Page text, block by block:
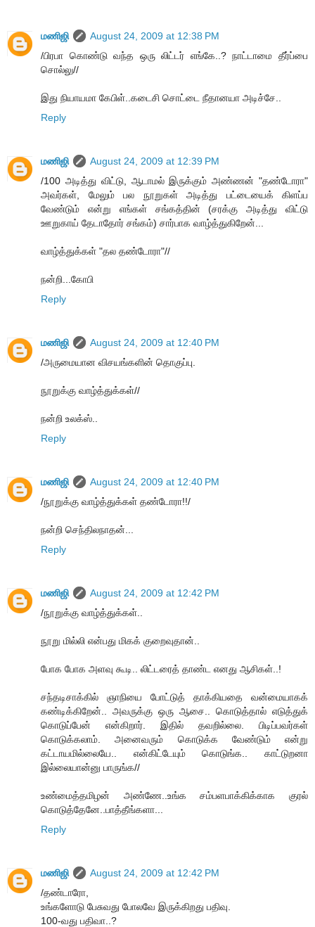
மணிஜி
August 24, 2009 at 12:38 PM
/பிரபா கொண்டு வந்த ஒரு லிட்டர் எங்கே..? நாட்டாமை தீர்ப்பை
சொல்லு//
இது நியாயமா கேபிள்..கடைசி சொட்டை நீதானயா அடிச்சே..
Reply
மணிஜி
August 24, 2009 at 12:39 PM
/100 அடித்து விட்டு, ஆடாமல் இருக்கும் அண்ணன் "தண்டோரா"
அவர்கள், மேலும் பல நூறுகள் அடித்து பட்டையைக் கிளப்ப
வேண்டும் என்று எங்கள் சங்கத்தின் (சரக்கு அடித்து விட்டு
ஊறுகாய் தேடாதோர் சங்கம்) சார்பாக வாழ்த்துகிறேன்...
வாழ்த்துக்கள் "தல தண்டோரா"//
நன்றி...கோபி
Reply
மணிஜி
August 24, 2009 at 12:40 PM
/அருமையான விசயங்களின் தொகுப்பு.
நூறுக்கு வாழ்த்துக்கள்//
நன்றி உலக்ஸ்..
Reply
மணிஜி
August 24, 2009 at 12:40 PM
/நூறுக்கு வாழ்த்துக்கள் தண்டோரா!!/
நன்றி செந்திலநாதன்...
Reply
மணிஜி
August 24, 2009 at 12:42 PM
/நூறுக்கு வாழ்த்துக்கள்..
நூறு மில்லி என்பது மிகக் குறைவுதான்..
போக போக அளவு கூடி.. லிட்டரைத் தாண்ட எனது ஆசிகள்..!
சந்தடிசாக்கில் ஞாநியை போட்டுத் தாக்கியதை வன்மையாகக்
கண்டிக்கிறேன்.. அவருக்கு ஒரு ஆசை.. கொடுத்தால் எடுத்துக்
கொடுப்பேன் என்கிறார். இதில் தவறில்லை. பிடிப்பவர்கள்
கொடுக்கலாம். அனைவரும் கொடுக்க வேண்டும் என்று
கட்டாயமில்லையே.. என்கிட்டேயும் கொடுங்க.. காட்டுறனா
இல்லையான்னு பாருங்க//
உண்மைத்தமிழன் அண்ணே..உங்க சம்பளபாக்கிக்காக குரல்
கொடுத்தேனே..பாத்தீங்களா...
Reply
மணிஜி
August 24, 2009 at 12:42 PM
/தண்டாரோ,
உங்களோடு பேசுவது போலவே இருக்கிறது பதிவு.
100-வது பதிவா..?